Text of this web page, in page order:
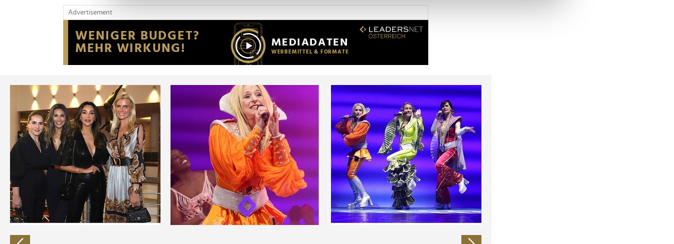
Wir verwenden Cookies, um Inhalte und Anzeigen zu personalisieren, Funktionen für soziale Medien anbieten zu können
Website an unsere Partner für soziale Medien, Werbung und Analysen weiter. Unsere Partner führen diese Informationen
möglicherweise mit weiteren Daten zusammen, die Sie ihnen bereitgestellt haben oder die sie im Rahmen Ihrer Nutzung
der Dienste gesammelt haben.
Advertisement